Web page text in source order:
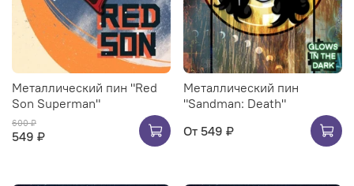
Металлический пин "Red
Son Superman"
600 ₽
549 ₽
Металлический пин
"Sandman: Death"
От 549 ₽